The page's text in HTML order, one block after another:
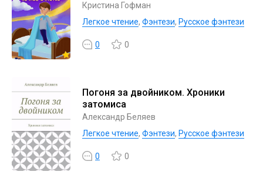
Кристина Гофман
Легкое чтение, Фэнтези, Русское фэнтези
0 0
Погоня за двойником. Хроники
затомиса
Александр Беляев
Легкое чтение, Фэнтези, Русское фэнтези
0 0